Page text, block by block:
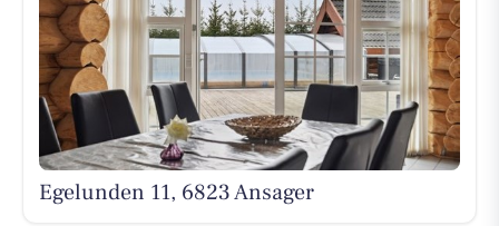
Egelunden 11, 6823 Ansager